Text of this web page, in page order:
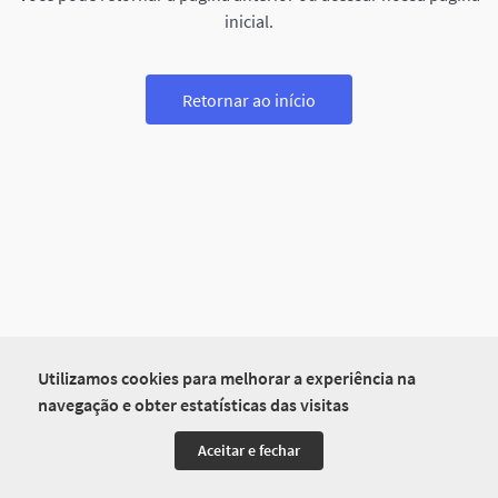
Utilizamos cookies para melhorar a experiência na
navegação e obter estatísticas das visitas
Aceitar e fechar
inicial.
Retornar ao início